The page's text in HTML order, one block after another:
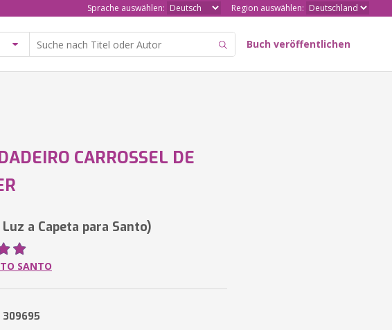
Sprache auswählen: Region auswählen:
Buch veröffentlichen
CARROSSEL DE
a Capeta para Santo)
SANTO
309695